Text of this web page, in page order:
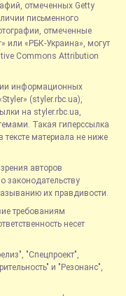
отмеченных Getty
письменного
отмеченные
или «РБК-Украина», могут
Commons Attribution
информационных
(styler.rbc.ua),
на styler.rbc.ua,
Такая гиперссылка
материала не ниже
авторов
законодательству
их правдивости.
требованиям
несет
"Спецпроект",
и "Резонанс",